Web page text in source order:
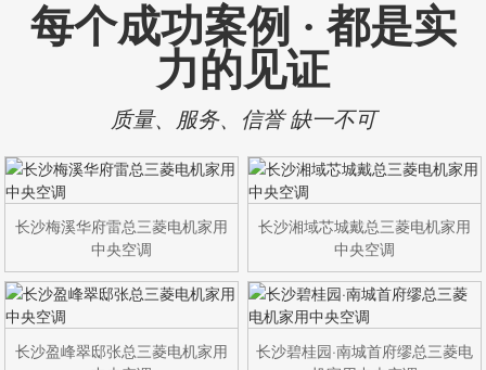
每个成功案例 · 都是实
力的见证
质量、服务、信誉 缺一不可
长沙梅溪华府雷总三菱电机家用
中央空调
长沙湘域芯城戴总三菱电机家用
中央空调
长沙盈峰翠邸张总三菱电机家用
长沙碧桂园·南城首府缪总三菱电